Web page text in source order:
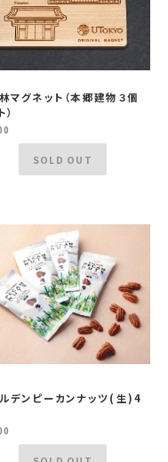
マグネット（本郷建物３個
SOLD OUT
デンピーカンナッツ(生)4